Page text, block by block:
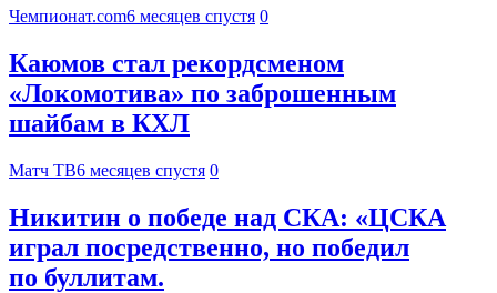
Чемпионат.com6 месяцев спустя 0
Каюмов стал рекордсменом
«Локомотива» по заброшенным
шайбам в КХЛ
Матч ТВ6 месяцев спустя 0
Никитин о победе над СКА: «ЦСКА
играл посредственно, но победил
по буллитам.